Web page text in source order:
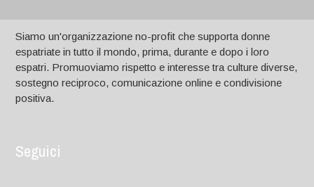
Siamo un'organizzazione no-profit che supporta donne
espatriate in tutto il mondo, prima, durante e dopo i loro
espatri. Promuoviamo rispetto e interesse tra culture diverse,
sostegno reciproco, comunicazione online e condivisione
positiva.
Seguici